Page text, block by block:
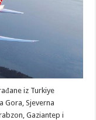
iz Turkiye
Gora, Sjeverna
Gaziantep i